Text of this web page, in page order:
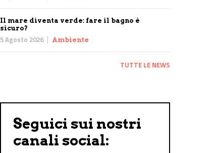
Il mare diventa verde: fare il bagno è
sicuro?
5 Agosto 2026 Ambiente
TUTTE LE NEWS
Seguici sui nostri
canali social: